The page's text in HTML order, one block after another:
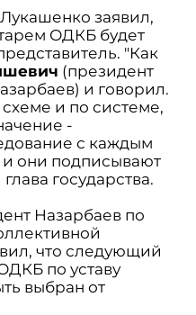
заявил,
ОДКБ будет
"Как
(президент
и говорил.
и по системе,
-
с каждым
они подписывают
государства.
Назарбаев по
что следующий
по уставу
выбран от